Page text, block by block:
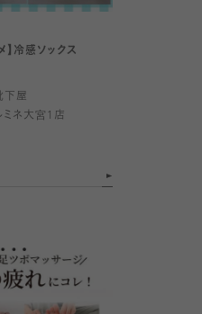
】冷感ソックス
下屋
ミネ大宮1店